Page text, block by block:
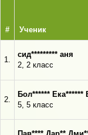
# Ученик
1.
сид********* аня
2, 2 класс
2.
Бол****** Ека******
5, 5 класс